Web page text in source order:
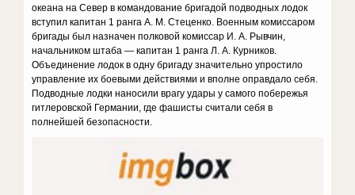
океана на Север в командование бригадой подводных лодок
вступил капитан 1 ранга А. М. Стеценко. Военным комиссаром
бригады был назначен полковой комиссар И. А. Рывчин,
начальником штаба — капитан 1 ранга Л. А. Курников.
Объединение лодок в одну бригаду значительно упростило
управление их боевыми действиями и вполне оправдало себя.
Подводные лодки наносили врагу удары у самого побережья
гитлеровской Германии, где фашисты считали себя в
полнейшей безопасности.